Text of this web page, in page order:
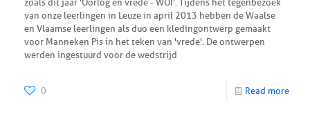
van onze leerlingen in Leuze in april 2013 hebben de Waalse
en Vlaamse leerlingen als duo een kledingontwerp gemaakt
voor Manneken Pis in het teken van 'vrede'. De ontwerpen
werden ingestuurd voor de wedstrijd
0 Read more